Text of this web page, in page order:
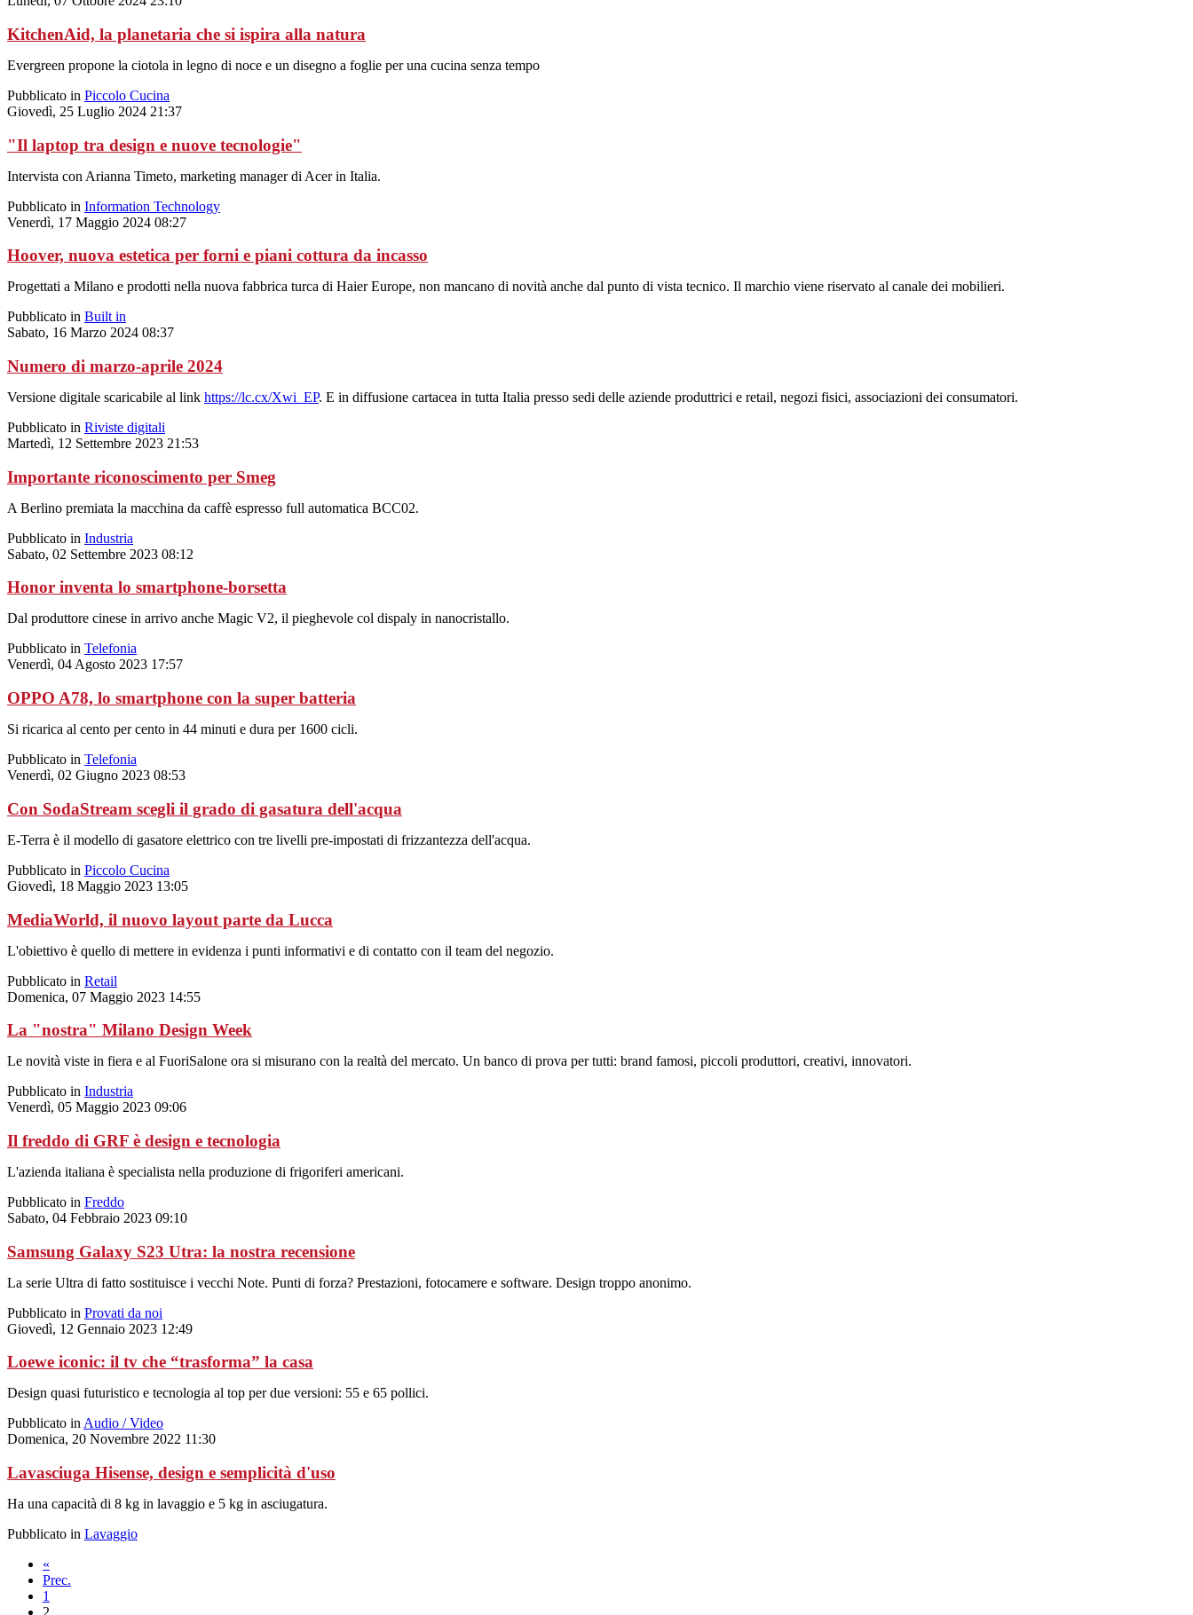
KitchenAid, la planetaria che si ispira alla natura
Evergreen propone la ciotola in legno di noce e un disegno a foglie per una cucina senza tempo
Pubblicato in Piccolo Cucina
Giovedì, 25 Luglio 2024 21:37
"Il laptop tra design e nuove tecnologie"
Intervista con Arianna Timeto, marketing manager di Acer in Italia.
Pubblicato in Information Technology
Venerdì, 17 Maggio 2024 08:27
Hoover, nuova estetica per forni e piani cottura da incasso
Progettati a Milano e prodotti nella nuova fabbrica turca di Haier Europe, non mancano di novità anche dal punto di vista tecnico. Il marchio viene riservato al canale dei mobilieri.
Pubblicato in Built in
Sabato, 16 Marzo 2024 08:37
Numero di marzo-aprile 2024
Versione digitale scaricabile al link https://lc.cx/Xwi_EP. E in diffusione cartacea in tutta Italia presso sedi delle aziende produttrici e retail, negozi fisici, associazioni dei consumatori.
Pubblicato in Riviste digitali
Martedì, 12 Settembre 2023 21:53
Importante riconoscimento per Smeg
A Berlino premiata la macchina da caffè espresso full automatica BCC02.
Pubblicato in Industria
Sabato, 02 Settembre 2023 08:12
Honor inventa lo smartphone-borsetta
Dal produttore cinese in arrivo anche Magic V2, il pieghevole col dispaly in nanocristallo.
Pubblicato in Telefonia
Venerdì, 04 Agosto 2023 17:57
OPPO A78, lo smartphone con la super batteria
Si ricarica al cento per cento in 44 minuti e dura per 1600 cicli.
Pubblicato in Telefonia
Venerdì, 02 Giugno 2023 08:53
Con SodaStream scegli il grado di gasatura dell'acqua
E-Terra è il modello di gasatore elettrico con tre livelli pre-impostati di frizzantezza dell'acqua.
Pubblicato in Piccolo Cucina
Giovedì, 18 Maggio 2023 13:05
MediaWorld, il nuovo layout parte da Lucca
L'obiettivo è quello di mettere in evidenza i punti informativi e di contatto con il team del negozio.
Pubblicato in Retail
Domenica, 07 Maggio 2023 14:55
La "nostra" Milano Design Week
Le novità viste in fiera e al FuoriSalone ora si misurano con la realtà del mercato. Un banco di prova per tutti: brand famosi, piccoli produttori, creativi, innovatori.
Pubblicato in Industria
Venerdì, 05 Maggio 2023 09:06
Il freddo di GRF è design e tecnologia
L'azienda italiana è specialista nella produzione di frigoriferi americani.
Pubblicato in Freddo
Sabato, 04 Febbraio 2023 09:10
Samsung Galaxy S23 Utra: la nostra recensione
La serie Ultra di fatto sostituisce i vecchi Note. Punti di forza? Prestazioni, fotocamere e software. Design troppo anonimo.
Pubblicato in Provati da noi
Giovedì, 12 Gennaio 2023 12:49
Loewe iconic: il tv che “trasforma” la casa
Design quasi futuristico e tecnologia al top per due versioni: 55 e 65 pollici.
Pubblicato inAudio / Video
Domenica, 20 Novembre 2022 11:30
Lavasciuga Hisense, design e semplicità d'uso
Ha una capacità di 8 kg in lavaggio e 5 kg in asciugatura.
Pubblicato in Lavaggio
«
Prec.
1